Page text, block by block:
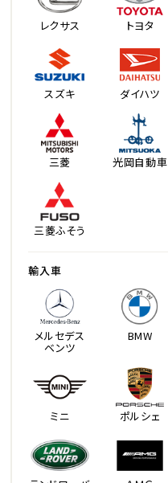
レクサス トヨタ
スズキ ダイハツ
三菱 光岡自動車
三菱ふそう
輸入車
メルセデス
ベンツ
BMW
ミニ ポルシェ